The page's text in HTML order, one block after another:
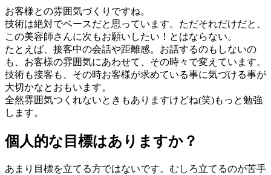
お客様との雰囲気づくりですね。
技術は絶対でベースだと思っています。ただそれだけだと、
この美容師さんに次もお願いしたい！とはならない。
たとえば、接客中の会話や距離感。お話するのもしないの
も、お客様の雰囲気にあわせて、その時々で変えています。
技術も接客も、その時お客様が求めている事に気づける事が
⼤切かなとおもいます。
全然雰囲気つくれないときもありますけどね(笑)もっと勉強
します。
個人的な目標はありますか？
あまり⽬標を⽴てる⽅ではないです。むしろ⽴てるのが苦⼿